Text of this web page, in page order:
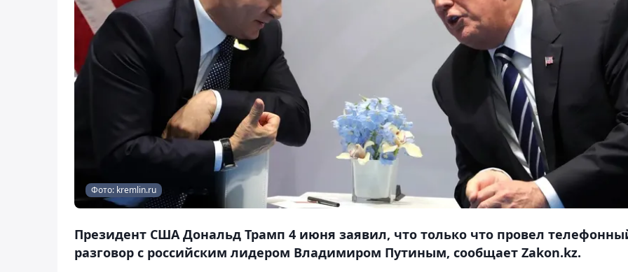
Фото: kremlin.ru
Президент США Дональд Трамп 4 июня заявил, что только что провел
разговор с российским лидером Владимиром Путиным, сообщает Zakon.kz.